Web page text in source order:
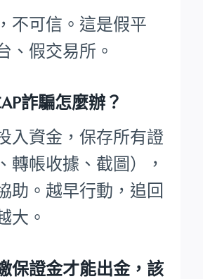
不可信。這是假平
、假交易所。
詐騙怎麼辦？
入資金，保存所有證
轉帳收據、截圖），
助。越早行動，追回
大。
保證金才能出金，該